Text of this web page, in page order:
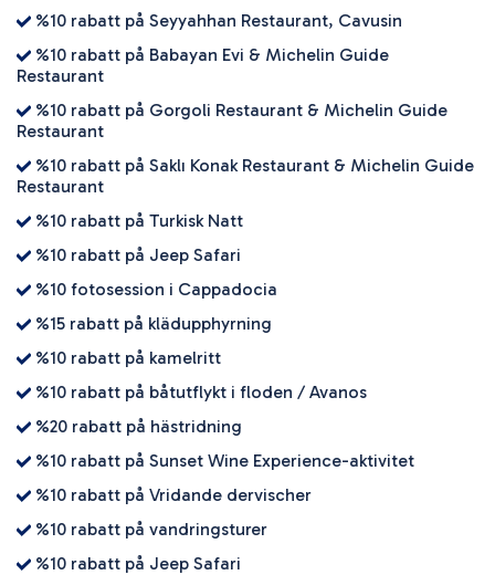
%10 rabatt på Seyyahhan Restaurant, Cavusin
%10 rabatt på Babayan Evi & Michelin Guide
Restaurant
%10 rabatt på Gorgoli Restaurant & Michelin Guide
Restaurant
%10 rabatt på Saklı Konak Restaurant & Michelin Guide
Restaurant
%10 rabatt på Turkisk Natt
%10 rabatt på Jeep Safari
%10 fotosession i Cappadocia
%15 rabatt på klädupphyrning
%10 rabatt på kamelritt
%10 rabatt på båtutflykt i floden / Avanos
%20 rabatt på hästridning
%10 rabatt på Sunset Wine Experience-aktivitet
%10 rabatt på Vridande dervischer
%10 rabatt på vandringsturer
%10 rabatt på Jeep Safari